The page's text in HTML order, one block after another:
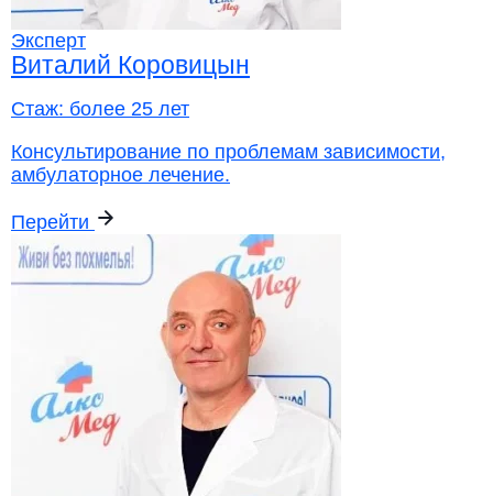
Эксперт
Виталий Коровицын
Стаж: более 25 лет
Консультирование по проблемам зависимости,
амбулаторное лечение.
Перейти